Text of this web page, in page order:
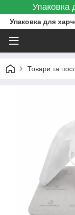
Упаковка
Упаковка для
Товари та